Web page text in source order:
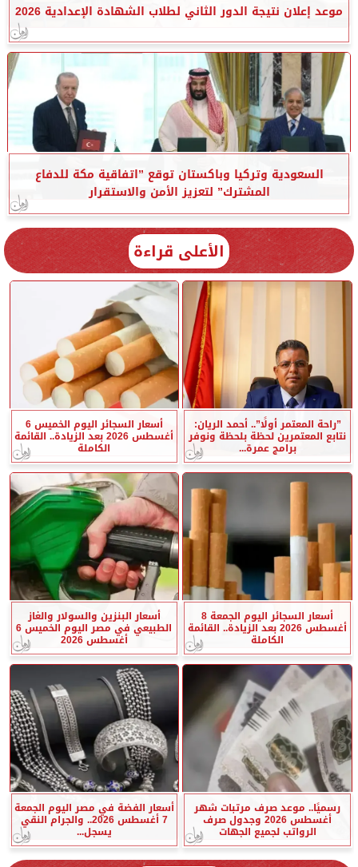
موعد إعلان نتيجة الدور الثاني لطلاب الشهادة الإعدادية 2026
السعودية وتركيا وباكستان توقع ”اتفاقية مكة للدفاع
المشترك” لتعزيز الأمن والاستقرار
الأعلى قراءة
”راحة المعتمر أولًا”.. أحمد الريان:
نتابع المعتمرين لحظة بلحظة ونوفر
برامج عمرة...
أسعار السجائر اليوم الخميس 6
أغسطس 2026 بعد الزيادة.. القائمة
الكاملة
أسعار السجائر اليوم الجمعة 8
أغسطس 2026 بعد الزيادة.. القائمة
الكاملة
أسعار البنزين والسولار والغاز
الطبيعي في مصر اليوم الخميس 6
أغسطس 2026
رسميًا.. موعد صرف مرتبات شهر
أغسطس 2026 وجدول صرف
الرواتب لجميع الجهات
أسعار الفضة في مصر اليوم الجمعة
7 أغسطس 2026.. والجرام النقي
يسجل...